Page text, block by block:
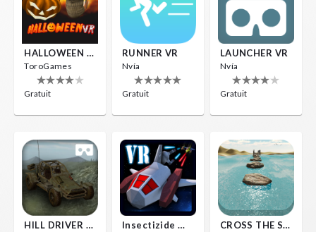
HALLOWEEN VR
ToroGames
Gratuit
RUNNER VR
Nvía
Gratuit
LAUNCHER VR
Nvía
Gratuit
HILL DRIVER VR Insectizide Wars VR CROSS THE SEA